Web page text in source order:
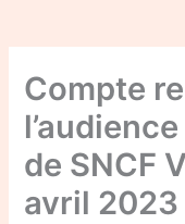
Compte
de SNCF
avril 2023